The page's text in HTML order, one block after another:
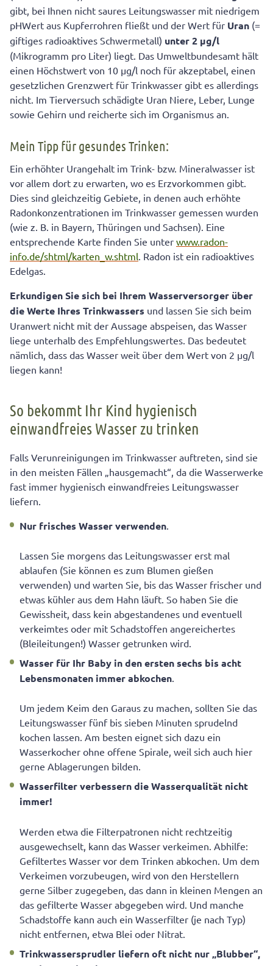
gibt, bei Ihnen nicht saures Leitungswasser mit niedrigem
pHWert aus Kupferrohren fließt und der Wert für Uran (=
giftiges radioaktives Schwermetall) unter 2 µg/l
(Mikrogramm pro Liter) liegt. Das Umweltbundesamt hält
einen Höchstwert von 10 µg/l noch für akzeptabel, einen
gesetzlichen Grenzwert für Trinkwasser gibt es allerdings
nicht. Im Tierversuch schädigte Uran Niere, Leber, Lunge
sowie Gehirn und reicherte sich im Organismus an.
Mein Tipp für gesundes Trinken:
Ein erhöhter Urangehalt im Trink- bzw. Mineralwasser ist
vor allem dort zu erwarten, wo es Erzvorkommen gibt.
Dies sind gleichzeitig Gebiete, in denen auch erhöhte
Radonkonzentrationen im Trinkwasser gemessen wurden
(wie z. B. in Bayern, Thüringen und Sachsen). Eine
entsprechende Karte finden Sie unter www.radon-
info.de/shtml/karten_w.shtml. Radon ist ein radioaktives
Edelgas.
Erkundigen Sie sich bei Ihrem Wasserversorger über
die Werte Ihres Trinkwassers und lassen Sie sich beim
Uranwert nicht mit der Aussage abspeisen, das Wasser
liege unterhalb des Empfehlungswertes. Das bedeutet
nämlich, dass das Wasser weit über dem Wert von 2 µg/l
liegen kann!
So bekommt Ihr Kind hygienisch
einwandfreies Wasser zu trinken
Falls Verunreinigungen im Trinkwasser auftreten, sind sie
in den meisten Fällen „hausgemacht“, da die Wasserwerke
fast immer hygienisch einwandfreies Leitungswasser
liefern.
Nur frisches Wasser verwenden.
Lassen Sie morgens das Leitungswasser erst mal
ablaufen (Sie können es zum Blumen gießen
verwenden) und warten Sie, bis das Wasser frischer und
etwas kühler aus dem Hahn läuft. So haben Sie die
Gewissheit, dass kein abgestandenes und eventuell
verkeimtes oder mit Schadstoffen angereichertes
(Bleileitungen!) Wasser getrunken wird.
Wasser für Ihr Baby in den ersten sechs bis acht
Lebensmonaten immer abkochen.
Um jedem Keim den Garaus zu machen, sollten Sie das
Leitungswasser fünf bis sieben Minuten sprudelnd
kochen lassen. Am besten eignet sich dazu ein
Wasserkocher ohne offene Spirale, weil sich auch hier
gerne Ablagerungen bilden.
Wasserfilter verbessern die Wasserqualität nicht
immer!
Werden etwa die Filterpatronen nicht rechtzeitig
ausgewechselt, kann das Wasser verkeimen. Abhilfe:
Gefiltertes Wasser vor dem Trinken abkochen. Um dem
Verkeimen vorzubeugen, wird von den Herstellern
gerne Silber zugegeben, das dann in kleinen Mengen an
das gefilterte Wasser abgegeben wird. Und manche
Schadstoffe kann auch ein Wasserfilter (je nach Typ)
nicht entfernen, etwa Blei oder Nitrat.
Trinkwassersprudler liefern oft nicht nur „Blubber“,